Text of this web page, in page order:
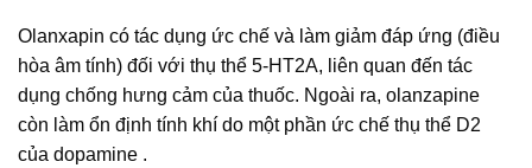
Olanxapin có tác dụng ức chế và làm giảm đáp ứng (điều
hòa âm tính) đối với thụ thể 5-HT2A, liên quan đến tác
dụng chống hưng cảm của thuốc. Ngoài ra, olanzapine
còn làm ổn định tính khí do một phần ức chế thụ thể D2
của dopamine .